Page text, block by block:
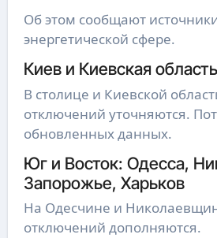
Об этом сообщают
энергетической сфере.
Киев и Киевская область
В столице и Киевской
отключений уточняются.
обновленных данных.
Юг и Восток: Одесса,
Запорожье, Харьков
На Одесчине и
отключений дополняются.